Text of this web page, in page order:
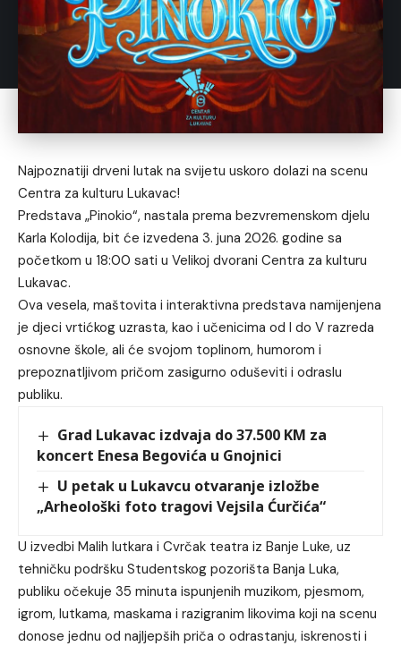
Najpoznatiji drveni lutak na svijetu uskoro dolazi na scenu
Centra za kulturu Lukavac!
Predstava „Pinokio“, nastala prema bezvremenskom djelu
Karla Kolodija, bit će izvedena 3. juna 2026. godine sa
početkom u 18:00 sati u Velikoj dvorani Centra za kulturu
Lukavac.
Ova vesela, maštovita i interaktivna predstava namijenjena
je djeci vrtićkog uzrasta, kao i učenicima od I do V razreda
osnovne škole, ali će svojom toplinom, humorom i
prepoznatljivom pričom zasigurno oduševiti i odraslu
publiku.
Grad Lukavac izdvaja do 37.500 KM za
koncert Enesa Begovića u Gnojnici
U petak u Lukavcu otvaranje izložbe
„Arheološki foto tragovi Vejsila Ćurčića“
U izvedbi Malih lutkara i Cvrčak teatra iz Banje Luke, uz
tehničku podršku Studentskog pozorišta Banja Luka,
publiku očekuje 35 minuta ispunjenih muzikom, pjesmom,
igrom, lutkama, maskama i razigranim likovima koji na scenu
donose jednu od najljepših priča o odrastanju, iskrenosti i